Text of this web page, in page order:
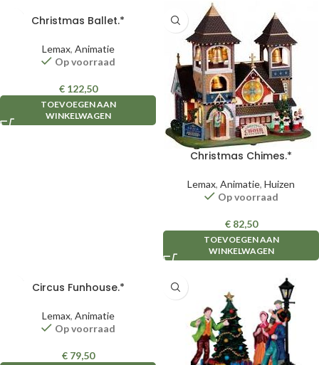
Christmas Ballet.*
Lemax, Animatie
Op voorraad
€122,50
TOEVOEGEN AAN
WINKELWAGEN
Christmas Chimes.*
Lemax, Animatie, Huizen
Op voorraad
€82,50
TOEVOEGEN AAN
WINKELWAGEN
Circus Funhouse.*
Lemax, Animatie
Op voorraad
€79,50